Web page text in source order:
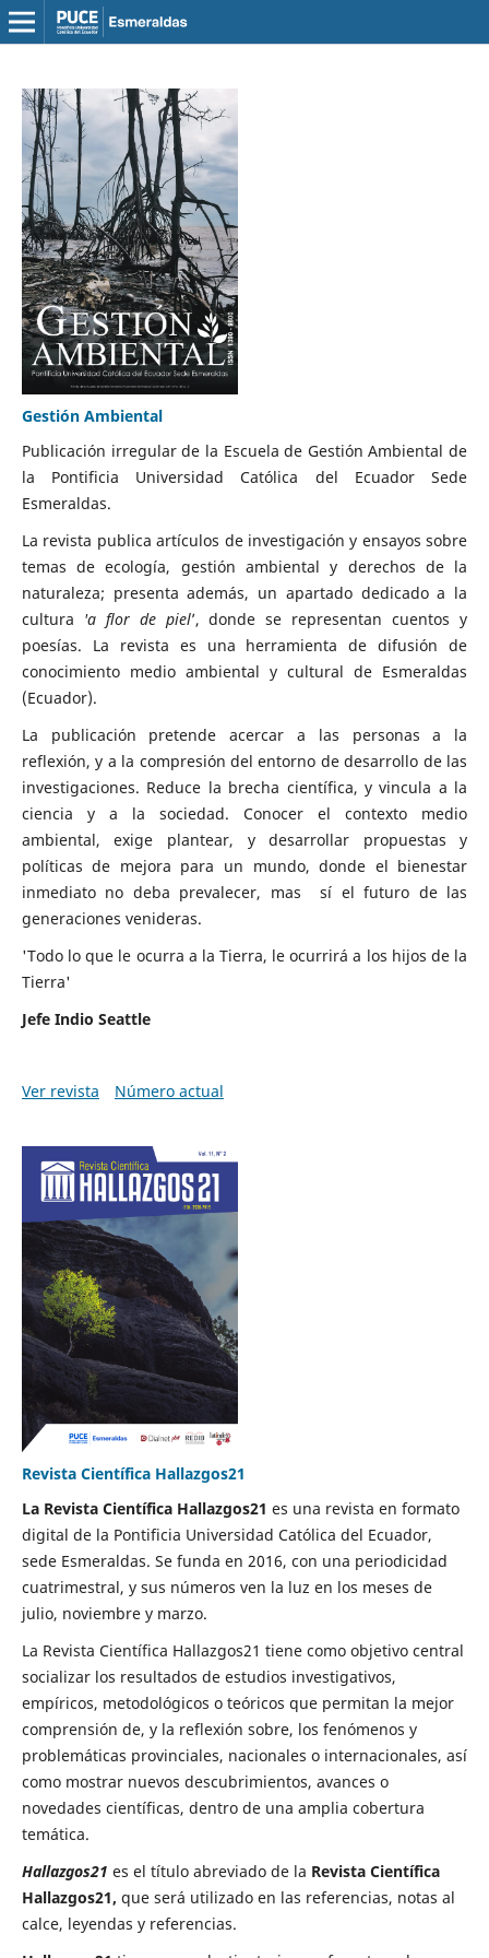
Gestión Ambiental
Publicación irregular de la Escuela de Gestión Ambiental de
la Pontificia Universidad Católica del Ecuador Sede
Esmeraldas.
La revista publica artículos de investigación y ensayos sobre
temas de ecología, gestión ambiental y derechos de la
naturaleza; presenta además, un apartado dedicado a la
cultura 'a flor de piel’, donde se representan cuentos y
poesías. La revista es una herramienta de difusión de
conocimiento medio ambiental y cultural de Esmeraldas
(Ecuador).
La publicación pretende acercar a las personas a la
reflexión, y a la compresión del entorno de desarrollo de las
investigaciones. Reduce la brecha científica, y vincula a la
ciencia y a la sociedad. Conocer el contexto medio
ambiental, exige plantear, y desarrollar propuestas y
políticas de mejora para un mundo, donde el bienestar
inmediato no deba prevalecer, mas sí el futuro de las
generaciones venideras.
'Todo lo que le ocurra a la Tierra, le ocurrirá a los hijos de la
Tierra'
Jefe Indio Seattle
Ver revista Número actual
Revista Científica Hallazgos21
La Revista Científica Hallazgos21 es una revista en formato
digital de la Pontificia Universidad Católica del Ecuador,
sede Esmeraldas. Se funda en 2016, con una periodicidad
cuatrimestral, y sus números ven la luz en los meses de
julio, noviembre y marzo.
La Revista Científica Hallazgos21 tiene como objetivo central
socializar los resultados de estudios investigativos,
empíricos, metodológicos o teóricos que permitan la mejor
comprensión de, y la reflexión sobre, los fenómenos y
problemáticas provinciales, nacionales o internacionales, así
como mostrar nuevos descubrimientos, avances o
novedades científicas, dentro de una amplia cobertura
temática.
Hallazgos21 es el título abreviado de la Revista Científica
Hallazgos21, que será utilizado en las referencias, notas al
calce, leyendas y referencias.